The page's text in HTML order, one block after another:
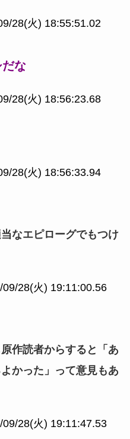
28(火) 18:55:51.02
な
28(火) 18:56:23.68
28(火) 18:56:33.94
なエピローグでもつけ
09/28(火) 19:11:00.56
作読者からすると「あ
かった」って意見もあ
09/28(火) 19:11:47.53